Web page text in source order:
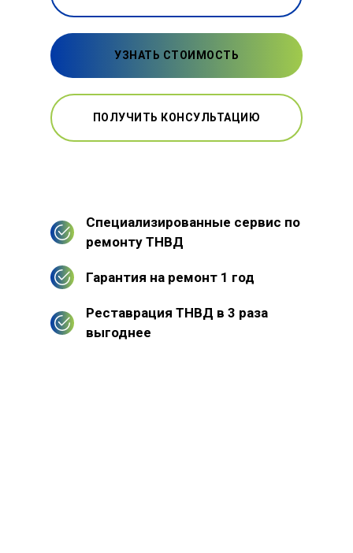
УЗНАТЬ СТОИМОСТЬ
ПОЛУЧИТЬ КОНСУЛЬТАЦИЮ
Специализированные сервис по
ремонту ТНВД
Гарантия на ремонт 1 год
Реставрация ТНВД в 3 раза
выгоднее